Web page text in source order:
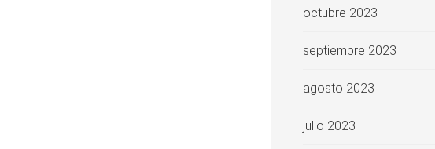
octubre 2023
septiembre 2023
agosto 2023
julio 2023